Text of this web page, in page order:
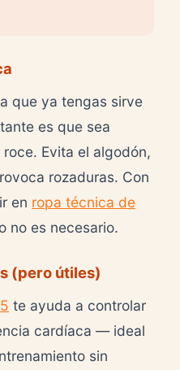
que ya tengas sirve
es que sea
Evita el algodón,
rozaduras. Con
en ropa técnica de
no es necesario.
(pero útiles)
te ayuda a controlar
cardíaca — ideal
sin